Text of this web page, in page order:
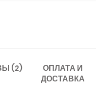
(2)
ОПЛАТА И
ДОСТАВКА